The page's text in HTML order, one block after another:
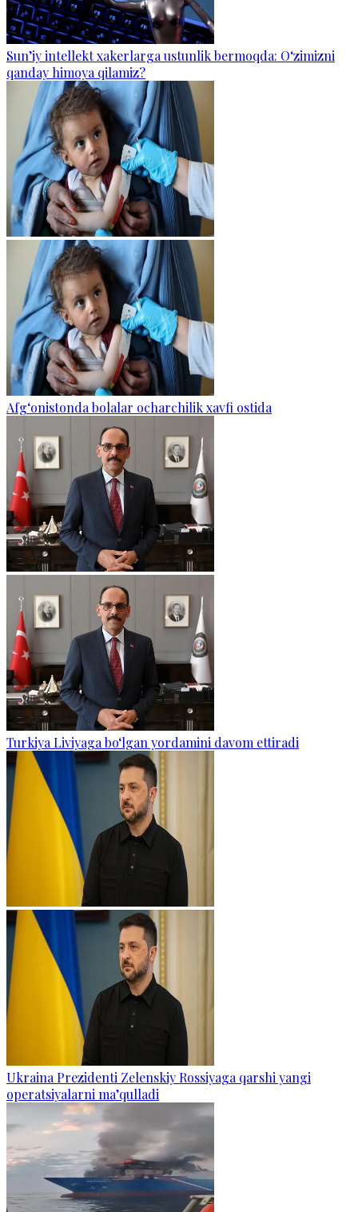
Sun’iy intellekt xakerlarga ustunlik bermoqda: O‘zimizni
qanday himoya qilamiz?
Afg‘onistonda bolalar ocharchilik xavfi ostida
Turkiya Liviyaga bo‘lgan yordamini davom ettiradi
Ukraina Prezidenti Zelenskiy Rossiyaga qarshi yangi
operatsiyalarni ma’qulladi